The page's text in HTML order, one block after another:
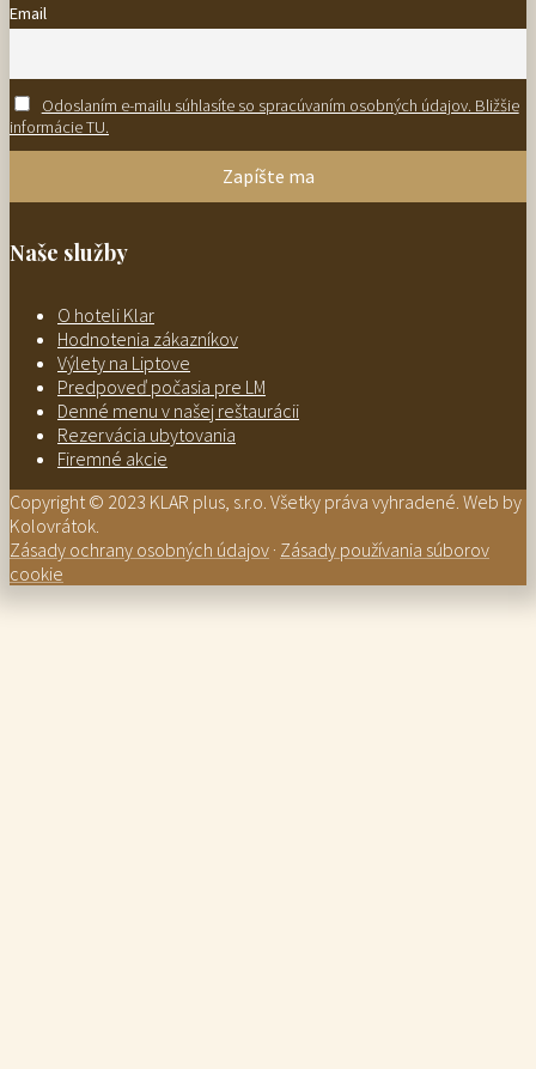
Email
Odoslaním e-mailu súhlasíte so spracúvaním osobných údajov. Bližšie
informácie TU.
Naše služby
O hoteli Klar
Hodnotenia zákazníkov
Výlety na Liptove
Predpoveď počasia pre LM
Denné menu v našej reštaurácii
Rezervácia ubytovania
Firemné akcie
Copyright © 2023 KLAR plus, s.r.o. Všetky práva vyhradené. Web by
Kolovrátok.
Zásady ochrany osobných údajov · Zásady používania súborov
cookie